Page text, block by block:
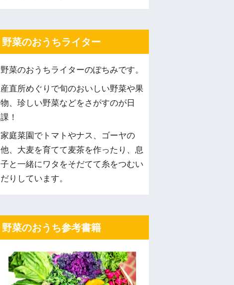
野菜のおうちライター
野菜のおうちライターのぽちみです。
産直所めぐりで旬のおいしい野菜や果
物、珍しい野菜などをさがすのが日
課！
家庭菜園でトマトやナス、ゴーヤの
他、大麦を育てて麦茶を作ったり、息
子と一緒にワタをそだてて糸をつむい
だりしています。
野菜のおうち参考書籍